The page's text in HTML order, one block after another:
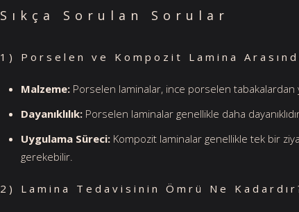
Sıkça Sorulan Sorular
1) Porselen ve Kompozit Lamina
Malzeme: Porselen laminalar, ince porselen tabakalardan
Dayanıklılık: Porselen laminalar genellikle daha
Uygulama Süreci: Kompozit laminalar genellikle tek bir
gerekebilir.
2) Lamina Tedavisinin Ömrü Ne